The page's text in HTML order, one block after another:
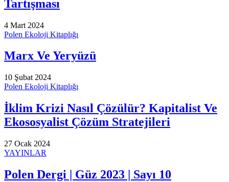
Tartışması
4 Mart 2024
Polen Ekoloji Kitaplığı
Marx Ve Yeryüzü
10 Şubat 2024
Polen Ekoloji Kitaplığı
İklim Krizi Nasıl Çözülür? Kapitalist Ve
Ekososyalist Çözüm Stratejileri
27 Ocak 2024
YAYINLAR
Polen Dergi | Güz 2023 | Sayı 10